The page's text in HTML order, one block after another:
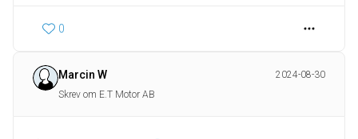
0
Marcin W
2024-08-30
Skrev om E.T Motor AB